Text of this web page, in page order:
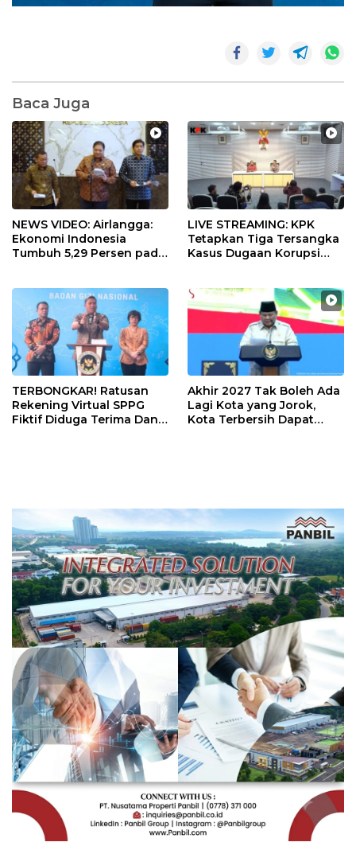
Baca Juga
NEWS VIDEO: Airlangga:
Ekonomi Indonesia
Tumbuh 5,29 Persen pada
LIVE STREAMING: KPK
Tetapkan Tiga Tersangka
Kasus Dugaan Korupsi
TERBONGKAR! Ratusan
Rekening Virtual SPPG
Fiktif Diduga Terima Dana
Akhir 2027 Tak Boleh Ada
Lagi Kota yang Jorok,
Kota Terbersih Dapat